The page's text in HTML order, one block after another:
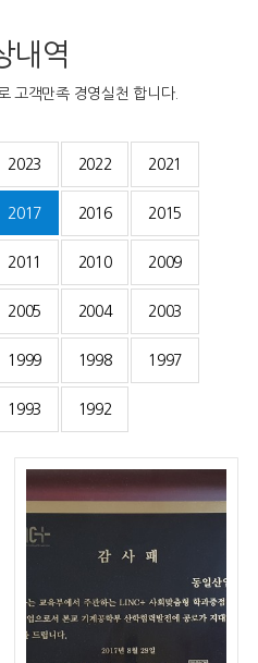
내역
고객만족 경영실천 합니다.
2023 2022 2021
2017 2016 2015
2011 2010 2009
2005 2004 2003
1999 1998 1997
1993 1992